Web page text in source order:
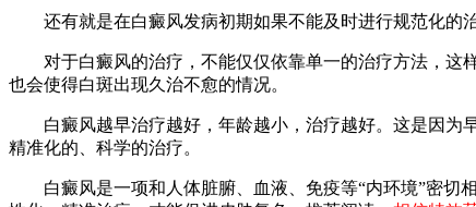
还有就是在白癜风发病初期如果不能及时进行规范化的治
对于白癜风的治疗，不能仅仅依靠单一的治疗方法，这
也会使得白斑出现久治不愈的情况。
白癜风越早治疗越好，年龄越小，治疗越好。这是因为早
精准化的、科学的治疗。
白癜风是一项和人体脏腑、血液、免疫等“内环境”密切相